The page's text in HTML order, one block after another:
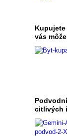
vás
citlivých